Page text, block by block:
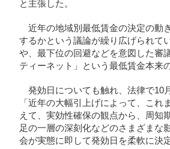
と主張した。
近年の地域別最低賃金の決定の動
するかという議論が繰り広げられて
や、最下位の回避などを意図した審
ティーネット」という最低賃金本来
発効日についても触れ、法律で10
「近年の大幅引上げによって、こ
えて、実効性確保の観点から、周知
足の一層の深刻化などのさまざまな
会が実態に即して発効日を柔軟に決